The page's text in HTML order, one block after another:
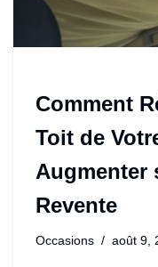
Comment
Toit de
Augmenter
Revente
Occasions août 9,